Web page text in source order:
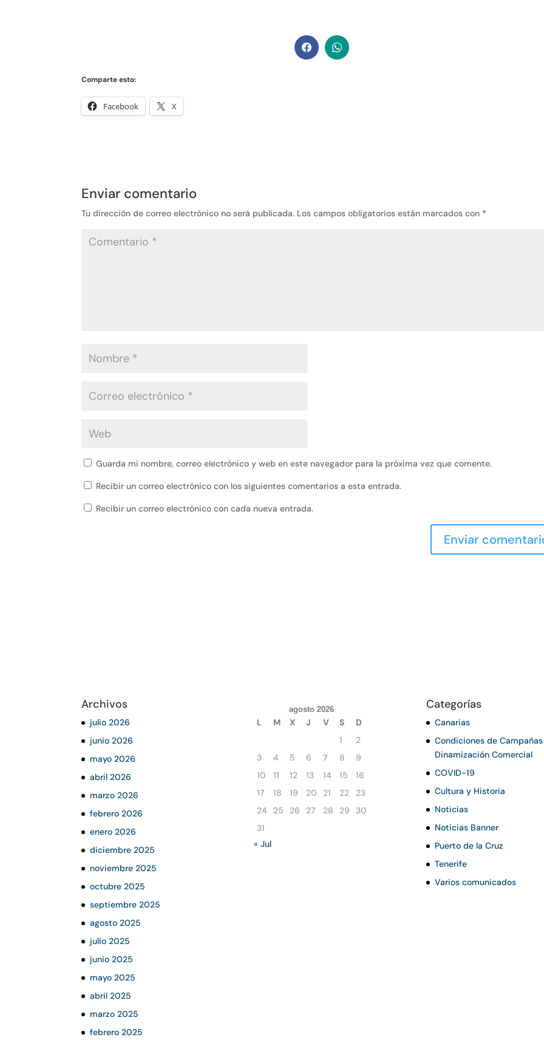
Comparte esto:
Facebook X
Enviar comentario
Tu dirección de correo electrónico no será publicada. Los campos obligatorios están marcados con *
Guarda mi nombre, correo electrónico y web en este navegador para la próxima vez que comente.
Recibir un correo electrónico con los siguientes comentarios a esta entrada.
Recibir un correo electrónico con cada nueva entrada.
Archivos
julio 2026
junio 2026
mayo 2026
abril 2026
marzo 2026
febrero 2026
enero 2026
diciembre 2025
noviembre 2025
octubre 2025
septiembre 2025
agosto 2025
julio 2025
junio 2025
mayo 2025
abril 2025
marzo 2025
febrero 2025
agosto 2026
L M X J V S
D
1
2
3
4 5 6 7 8
9
10
11 12 13 14 15
16
17
18 19 20 21 22
23
24
25 26 27 28 29
30
31
« Jul
Categorías
Canarias
Condiciones de
Dinamización Comercial
COVID-19
Cultura y Historia
Noticias
Noticias Banner
Puerto de la Cruz
Tenerife
Varios comunicados